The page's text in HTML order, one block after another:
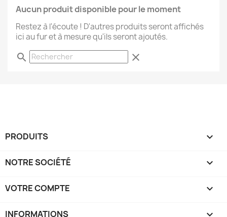
Aucun produit disponible pour le moment
Restez à l'écoute ! D'autres produits seront affichés
ici au fur et à mesure qu'ils seront ajoutés.
search clear
PRODUITS 
NOTRE SOCIÉTÉ 
VOTRE COMPTE 
INFORMATIONS keyboard_arrow_down